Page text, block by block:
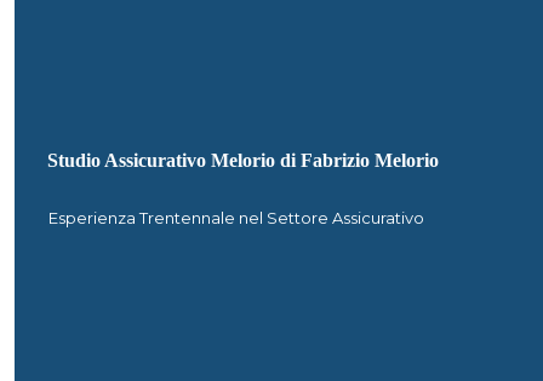
Studio Assicurativo Melorio di Fabrizio Melorio
Esperienza Trentennale nel Settore Assicurativo